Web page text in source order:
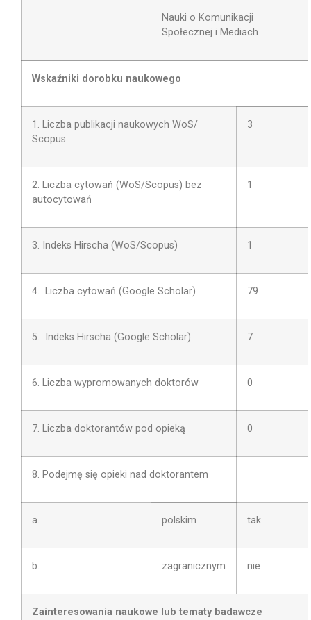
Nauki o Komunikacji
Społecznej i Mediach
Wskaźniki dorobku naukowego
1. Liczba publikacji naukowych WoS/
Scopus
3
2. Liczba cytowań (WoS/Scopus) bez
autocytowań
1
3. Indeks Hirscha (WoS/Scopus) 1
4. Liczba cytowań (Google Scholar) 79
5. Indeks Hirscha (Google Scholar) 7
6. Liczba wypromowanych doktorów 0
7. Liczba doktorantów pod opieką 0
8. Podejmę się opieki nad doktorantem
a. polskim tak
b. zagranicznym nie
Zainteresowania naukowe lub tematy badawcze